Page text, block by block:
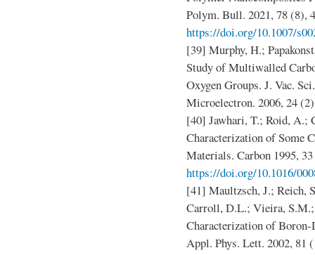
Polym. Bull. 2021, 78 (8),
https://doi.org/10.1007/
[39] Murphy, H.;
Study of Multiwalled
Oxygen Groups. J. Vac.
Microelectron. 2006, 24
[40] Jawhari, T.; Roid, A.;
Characterization of Some
Materials. Carbon 1995,
https://doi.org/10.1016/
[41] Maultzsch, J.; Reich,
Carroll, D.L.; Vieira, S.M.;
Characterization of
Appl. Phys. Lett. 2002, 81